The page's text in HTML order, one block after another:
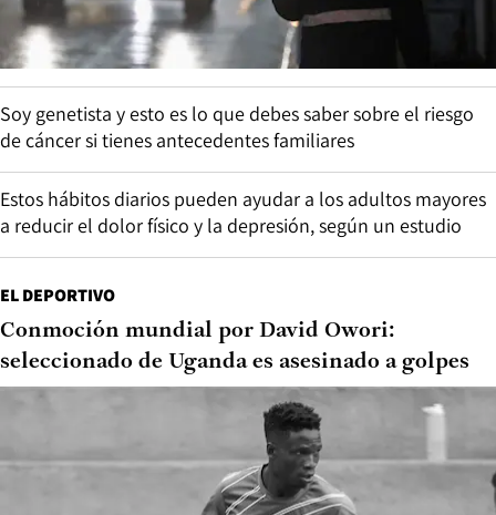
Soy genetista y esto es lo que debes saber sobre el riesgo
de cáncer si tienes antecedentes familiares
Estos hábitos diarios pueden ayudar a los adultos mayores
a reducir el dolor físico y la depresión, según un estudio
EL DEPORTIVO
Conmoción mundial por David Owori:
seleccionado de Uganda es asesinado a golpes